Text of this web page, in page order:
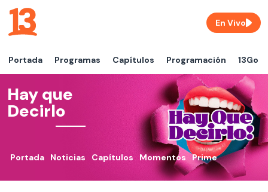
Portada Programas Capítulos Programación 13Go
En Vivo
Hay que
Decirlo
Portada Noticias Capítulos Momentos Prime